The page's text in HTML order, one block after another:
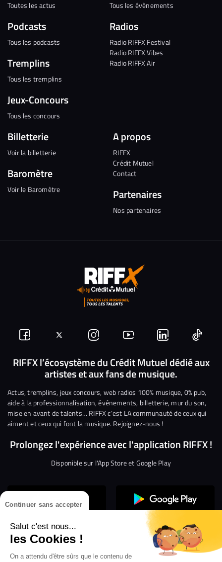
Continuer sans accepter
Salut c'est nous...
les Cookies !
On a attendu d'être sûrs que le contenu de
Toutes les actus
Podcasts
Tous les podcasts
Tremplins
Tous les tremplins
Jeux-Concours
Tous les concours
Tous les évènements
Radios
Radio RIFFX Festival
Radio RIFFX Vibes
Radio RIFFX Air
Billetterie
Voir la billetterie
Baromètre
Voir le Baromètre
A propos
RIFFX
Crédit Mutuel
Contact
Partenaires
Nos partenaires
Suivez-
nous
Facebook
Suivez-
nous
sur
Twitter
Nous
rejoindre
sur
Instagram
Nous
rejoindre
sur
YouTube
Nous
rejoindre
sur
Linkedin
Nous
RIFFX l’écosystème du Crédit Mutuel dédié aux
artistes et aux fans de musique.
Actus, tremplins, jeux concours, web radios 100% musique, 0% pub,
aide à la professionnalisation, événements, billetterie, mur du son,
mise en avant de talents… RIFFX c’est LA communauté de ceux qui
aiment et ceux qui font la musique. Rejoignez-nous !
Prolongez l'expérience avec l'application RIFFX !
Disponible sur l'App Store et Google Play
Confidentialité Gestion des cookies